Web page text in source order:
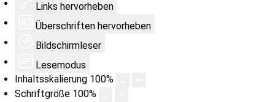
Links hervorheben
Überschriften hervorheben
Bildschirmleser
Lesemodus
Inhaltsskalierung 100%
Schriftgröße 100%